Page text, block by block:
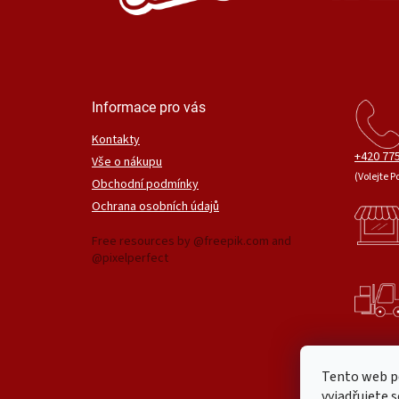
Tento web
Informace pro vás
Kontakty
Vše o nákupu
Obchodní podmínky
Ochrana osobních údajů
Free resources by @freepik.com and
@pixelperfect
+420
(Volejte